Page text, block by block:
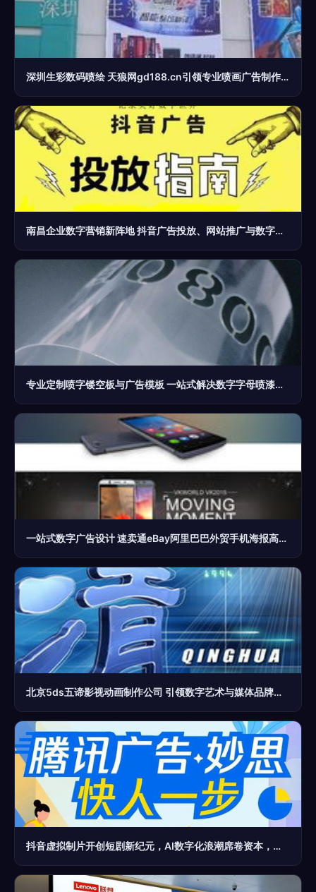
深圳生彩数码喷绘 天狼网gd188.cn引领专业喷画广告制作服务
南昌企业数字营销新阵地 抖音广告投放、网站推广与数字广告制作一体化攻略
专业定制喷字镂空板与广告模板 一站式解决数字字母喷漆需求
一站式数字广告设计 速卖通eBay阿里巴巴外贸手机海报高清PSD模板资源指南
北京5ds五谛影视动画制作公司 引领数字艺术与媒体品牌管理的专业先锋
抖音虚拟制片开创短剧新纪元，AI数字化浪潮席卷资本，老牌巨头焕发新生机——数字商业资讯周报第115期聚焦数字广告制作变革